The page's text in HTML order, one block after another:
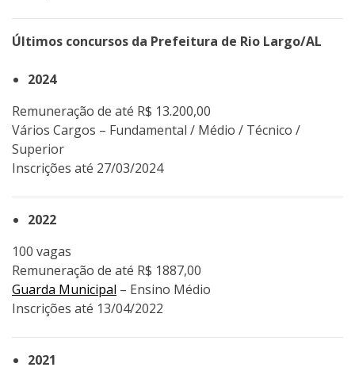
Últimos concursos da Prefeitura de Rio Largo/AL
2024
Remuneração de até R$ 13.200,00
Vários Cargos – Fundamental / Médio / Técnico /
Superior
Inscrições até 27/03/2024
2022
100 vagas
Remuneração de até R$ 1887,00
Guarda Municipal – Ensino Médio
Inscrições até 13/04/2022
2021